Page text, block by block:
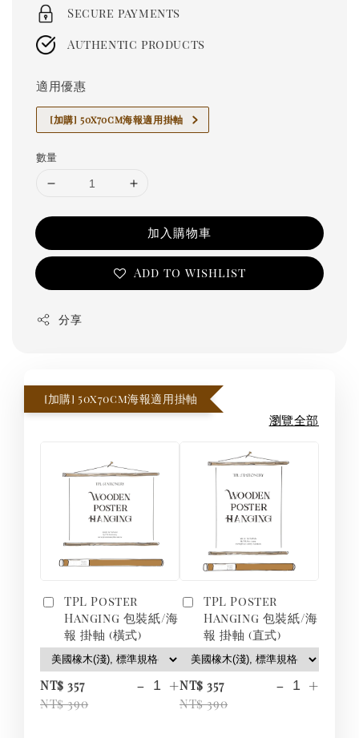
Secure payments
Authentic products
適用優惠
[加購] 50x70cm海報適用掛軸
數量
加入購物車
Add to wishlist
分享
[加購] 50x70cm海報適用掛軸
瀏覽全部
TPL Poster
Hanging 包裝紙/海
報 掛軸 (橫式)
NT$ 357
NT$ 390
- +
TPL Poster
Hanging 包裝紙/海
報 掛軸 (直式)
NT$ 357
NT$ 390
- +